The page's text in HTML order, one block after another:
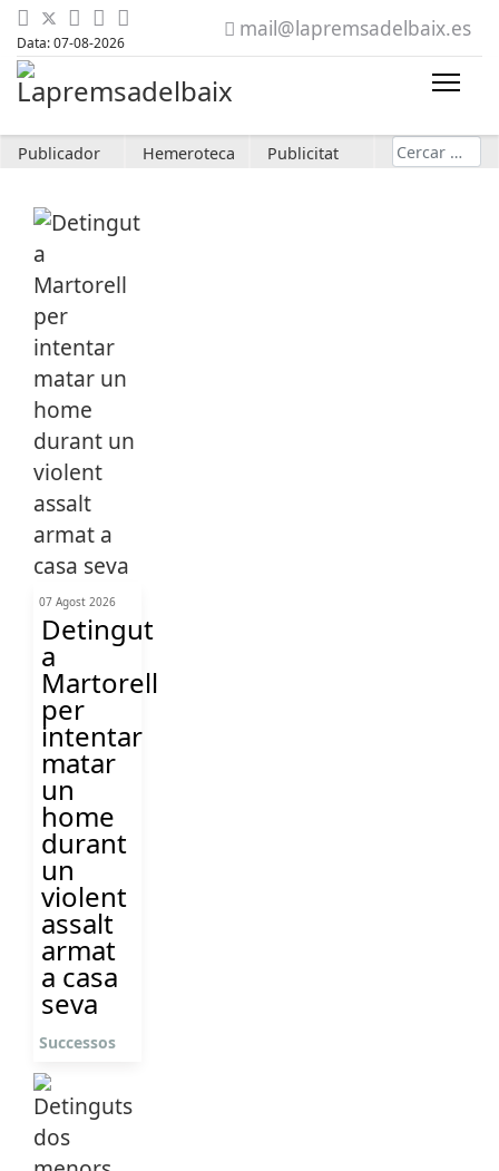
Data: 07-08-2026
mail@lapremsadelbaix.es
Publicador Hemeroteca Publicitat Cerca
07 Agost 2026
Detingut
a
Martorell
per
intentar
matar
un
home
durant
un
violent
assalt
armat
a casa
seva
Successos